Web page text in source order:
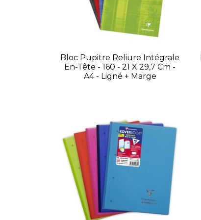
Bloc Pupitre Reliure Intégrale
En-Tête - 160 - 21 X 29,7 Cm -
A4 - Ligné + Marge